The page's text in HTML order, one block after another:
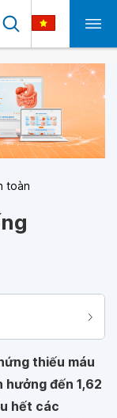
toàn
thiếu máu
hưởng đến 1,62
hết các